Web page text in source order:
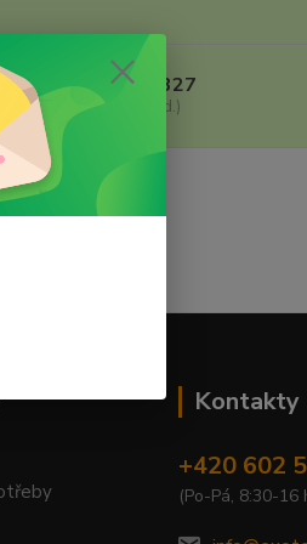
+420 602 557 327
(Po-Pá, 8:30-16 hod.)
Kontakty
+420 602
(Po-Pá, 8:30-16